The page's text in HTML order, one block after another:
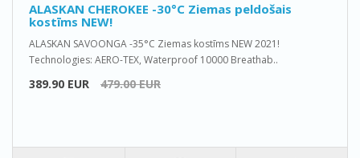
ALASKAN CHEROKEE -30°C Ziemas peldošais
kostīms NEW!
ALASKAN SAVOONGA -35°C Ziemas kostīms NEW 2021!
Technologies: AERO-TEX, Waterproof 10000 Breathab..
389.90 EUR 479.00 EUR